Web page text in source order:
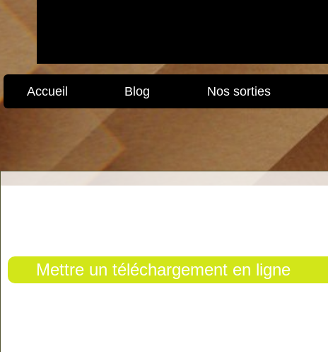
Accueil Blog Nos sorties
Mettre un téléchargement en ligne